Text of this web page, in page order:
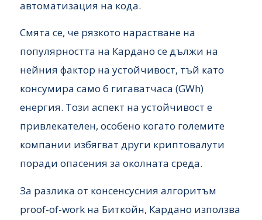
автоматизация на кода.
Смята се, че рязкото нарастване на
популярността на Кардано се дължи на
нейния фактор на устойчивост, тъй като
консумира само 6 гигаватчаса (GWh)
енергия. Този аспект на устойчивост е
привлекателен, особено когато големите
компании избягват други криптовалути
поради опасения за околната среда.
За разлика от консенсусния алгоритъм
proof-of-work на Биткойн, Кардано използва